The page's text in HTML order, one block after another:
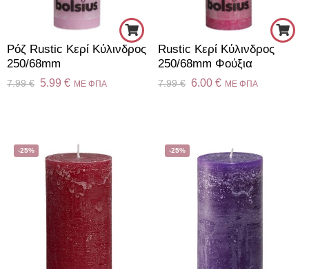
Ρόζ Rustic Κερί Κύλινδρος
250/68mm
7.99€ 5.99 € ME ΦΠΑ
Rustic Κερί Kύλινδρος
250/68mm Φούξια
7.99€ 6.00 € ME ΦΠΑ
-25% -25%